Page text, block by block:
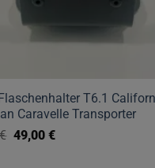
T6.1
Caravelle Transporter
€ Ursprünglicher
Preis
49,00€Aktueller